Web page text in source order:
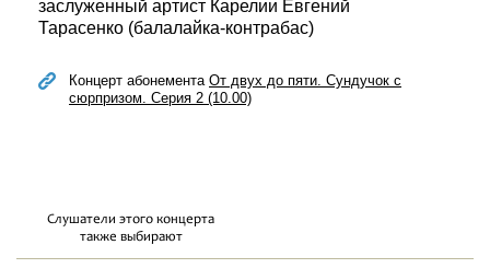
заслуженный артист Карелии Евгений
Тарасенко (балалайка-контрабас)
Концерт абонемента От двух до пяти. Сундучок с
сюрпризом. Серия 2 (10.00)
Слушатели этого концерта
также выбирают